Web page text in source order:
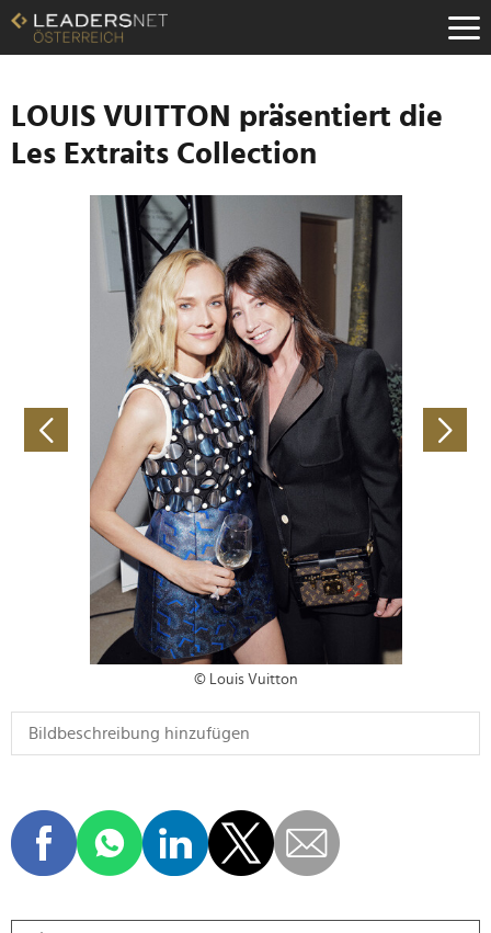
Zum
Inhalt
Zur
Navigation
Zur
Hauptnavigation
LOUIS VUITTON präsentiert die
Les Extraits Collection
© Louis Vuitton